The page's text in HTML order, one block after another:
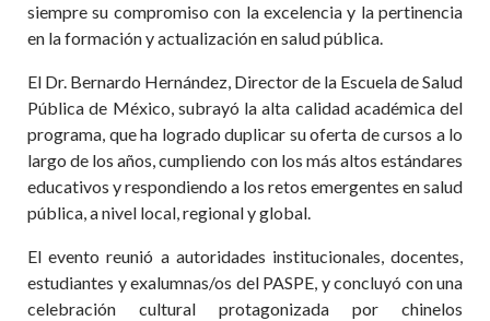
siempre su compromiso con la excelencia y la pertinencia
en la formación y actualización en salud pública.
El Dr. Bernardo Hernández, Director de la Escuela de Salud
Pública de México, subrayó la alta calidad académica del
programa, que ha logrado duplicar su oferta de cursos a lo
largo de los años, cumpliendo con los más altos estándares
educativos y respondiendo a los retos emergentes en salud
pública, a nivel local, regional y global.
El evento reunió a autoridades institucionales, docentes,
estudiantes y exalumnas/os del PASPE, y concluyó con una
celebración cultural protagonizada por chinelos